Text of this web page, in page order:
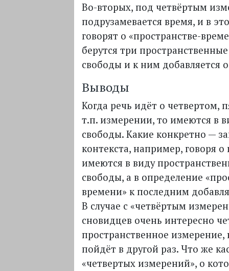
Во-вторых, под четвёртым
подрузамевается время, и в
говорят о «пространстве-
берутся три
свободы и к ним добавляется
Выводы
Когда речь идёт о четвертом,
т.п. измерении, то имеются в
свободы. Какие конкретно —
контекста, например, говоря о
имеются в виду
свободы, а в определение
времени» к последним
В случае с «четвёртым
сновидцев очень интересно
пространственное
пойдёт в другой раз. Что же
«четвертых измерений», о